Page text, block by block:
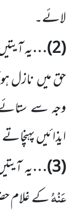
لائے۔
(
2
)…یہ
حق میںنازل
وجہ سے
ایذائیں
(
3
)…یہ
عَنْہُکے غلام